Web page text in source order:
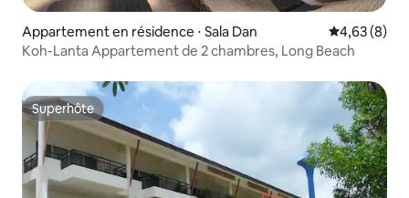
Appartement en résidence ⋅ Sala Dan Évaluation
4,63 (8)
Koh-Lanta Appartement de 2 chambres, Long Beach
Superhôte
Superhôte